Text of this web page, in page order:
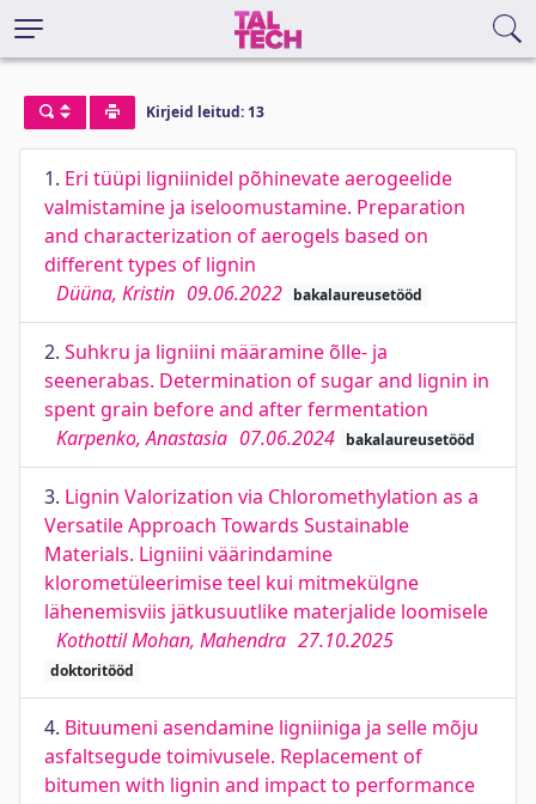
Kirjeid leitud: 13
1. Eri tüüpi ligniinidel põhinevate aerogeelide
valmistamine ja iseloomustamine. Preparation
and characterization of aerogels based on
different types of lignin
Düüna, Kristin 09.06.2022 bakalaureusetööd
2. Suhkru ja ligniini määramine õlle- ja
seenerabas. Determination of sugar and lignin in
spent grain before and after fermentation
Karpenko, Anastasia 07.06.2024 bakalaureusetööd
3. Lignin Valorization via Chloromethylation as a
Versatile Approach Towards Sustainable
Materials. Ligniini väärindamine
klorometüleerimise teel kui mitmekülgne
lähenemisviis jätkusuutlike materjalide loomisele
Kothottil Mohan, Mahendra 27.10.2025
doktoritööd
4. Bituumeni asendamine ligniiniga ja selle mõju
asfaltsegude toimivusele. Replacement of
bitumen with lignin and impact to performance